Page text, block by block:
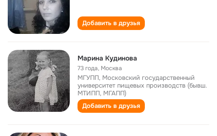
Добавить в друзья
Марина Кудинова
73 года, Москва
МГУПП, Московский государственный
университет пищевых производств (бывш.
МТИПП, МГАПП)
Добавить в друзья